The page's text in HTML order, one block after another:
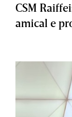
CSM
amical e